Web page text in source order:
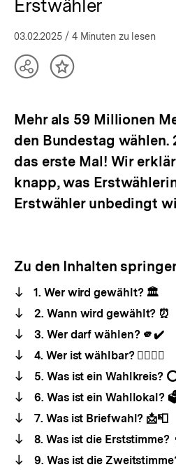
Erstwähler
03.02.2025 / 4 Minuten zu lesen
TeilenInhalt
Mehr als 59 Millionen
den Bundestag wählen.
das erste Mal! Wir
knapp, was
Erstwähler unbedingt
Zu den Inhalten
1. Wer wird gewählt? 🏛️
2. Wann wird gewählt? ⏰
3. Wer darf wählen? 🫵✔️
4. Wer ist wählbar? 🙋‍♂️🙋‍♀️
5. Was ist ein Wahlkreis?
6. Was ist ein Wahllokal?
7. Was ist Briefwahl? 📩📮
8. Was ist die Erststimme?
9. Was ist die